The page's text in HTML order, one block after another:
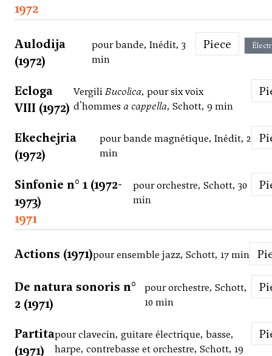
1972
Aulodija
(1972)
pour bande, Inédit, 3
min
Piece
Ecloga
VIII (1972)
VergiliBucolica, pour six voix
d'hommes a cappella, Schott, 9 min
Ekechejria
(1972)
pour bande magnétique, Inédit, 2
min
Sinfonie n° 1 (1972-
1973)
pour orchestre, Schott, 30
min
1971
Actions (1971)pour ensemble jazz, Schott, 17 min
De natura sonoris n°
2 (1971)
pour orchestre, Schott,
10 min
Partita
(1971)
pour clavecin, guitare électrique, basse,
harpe, contrebasse et orchestre, Schott, 19